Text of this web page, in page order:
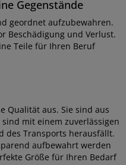
Gegenstände
geordnet aufzubewahren.
Beschädigung und Verlust.
Teile für Ihren Beruf
Qualität aus. Sie sind aus
mit einem zuverlässigen
des Transports herausfällt.
aufbewahrt werden
Größe für Ihren Bedarf